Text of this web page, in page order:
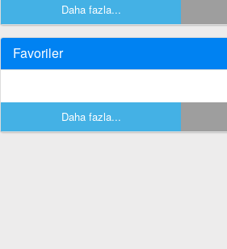
Daha fazla...
Favoriler
Daha fazla...